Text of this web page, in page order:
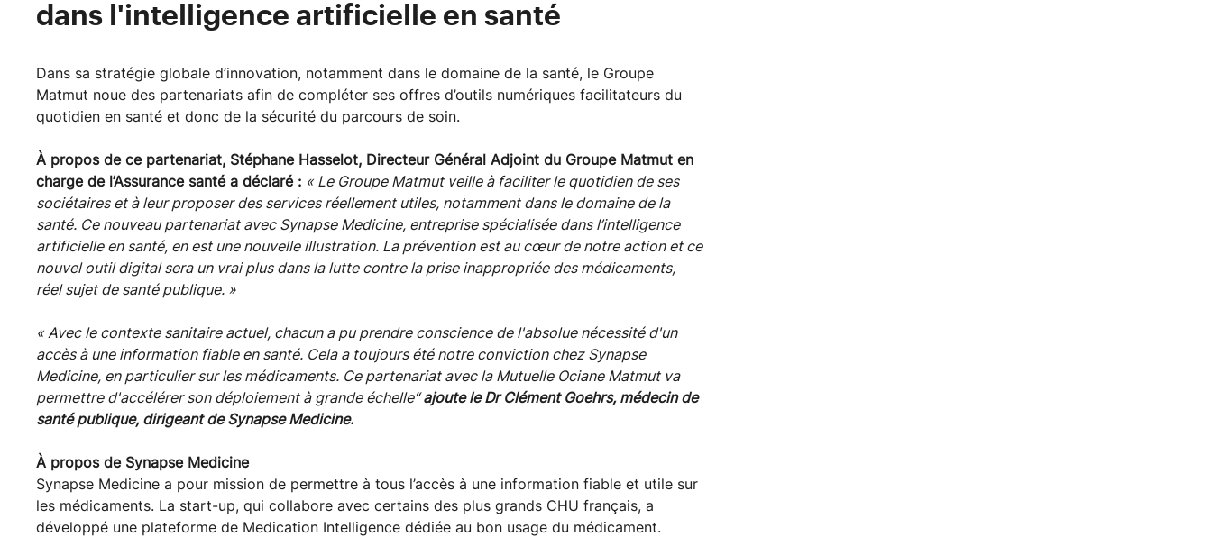
dans l'intelligence artificielle en santé
Dans sa stratégie globale d’innovation, notamment dans le domaine de la santé, le Groupe
Matmut noue des partenariats afin de compléter ses offres d’outils numériques facilitateurs du
quotidien en santé et donc de la sécurité du parcours de soin.
À propos de ce partenariat, Stéphane Hasselot, Directeur Général Adjoint du Groupe Matmut en
charge de l’Assurance santé a déclaré : « Le Groupe Matmut veille à faciliter le quotidien de ses
sociétaires et à leur proposer des services réellement utiles, notamment dans le domaine de la
santé. Ce nouveau partenariat avec Synapse Medicine, entreprise spécialisée dans l’intelligence
artificielle en santé, en est une nouvelle illustration. La prévention est au cœur de notre action et ce
nouvel outil digital sera un vrai plus dans la lutte contre la prise inappropriée des médicaments,
réel sujet de santé publique. »
« Avec le contexte sanitaire actuel, chacun a pu prendre conscience de l'absolue nécessité d'un
accès à une information fiable en santé. Cela a toujours été notre conviction chez Synapse
Medicine, en particulier sur les médicaments. Ce partenariat avec la Mutuelle Ociane Matmut va
permettre d'accélérer son déploiement à grande échelle“ajoute le Dr Clément Goehrs, médecin de
santé publique, dirigeant de Synapse Medicine.
À propos de Synapse Medicine
Synapse Medicine a pour mission de permettre à tous l’accès à une information fiable et utile sur
les médicaments. La start-up, qui collabore avec certains des plus grands CHU français, a
développé une plateforme de Medication Intelligence dédiée au bon usage du médicament.